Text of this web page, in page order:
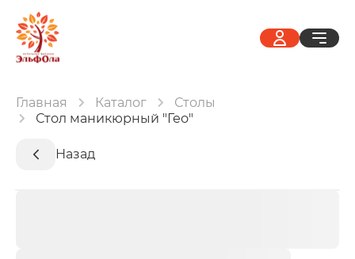
Главная Каталог
Столы
Стол маникюрный "Гео"
Назад